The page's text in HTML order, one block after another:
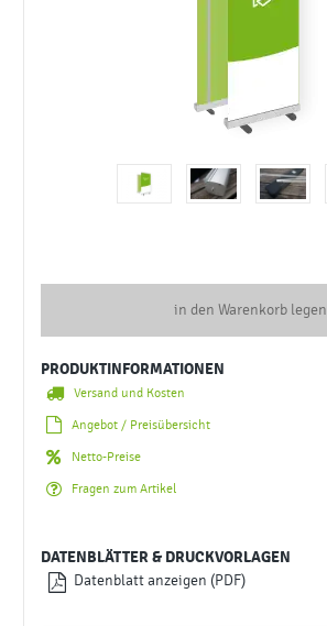
in den Warenkorb legen
PRODUKTINFORMATIONEN
Versand und Kosten
Angebot / Preisübersicht
Netto-Preise
Fragen zum Artikel
DATENBLÄTTER & DRUCKVORLAGEN
Datenblatt anzeigen (PDF)